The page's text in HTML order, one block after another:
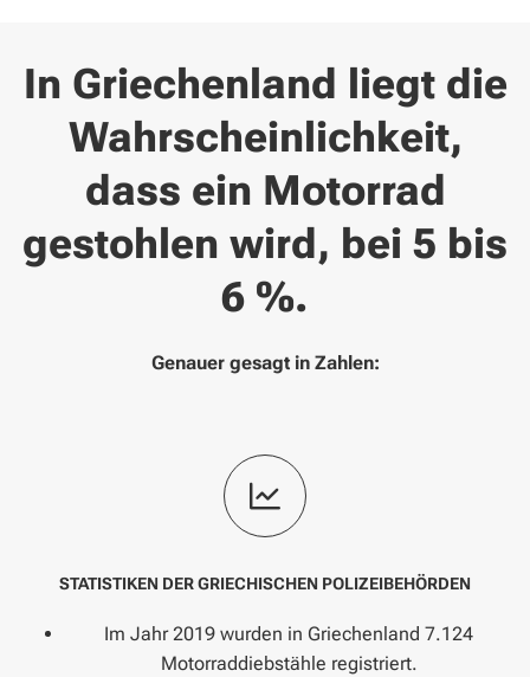
In Griechenland liegt die
Wahrscheinlichkeit,
dass ein Motorrad
gestohlen wird, bei 5 bis
6 %.
Genauer gesagt in Zahlen:
STATISTIKEN DER GRIECHISCHEN POLIZEIBEHÖRDEN
Im Jahr 2019 wurden in Griechenland 7.124
Motorraddiebstähle registriert.